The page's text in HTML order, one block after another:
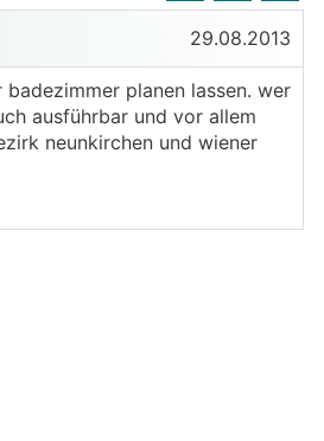
29.08.2013
planen lassen. wer
ausführbar und vor allem
neunkirchen und wiener